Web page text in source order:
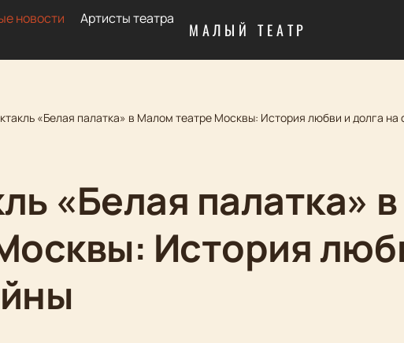
МАЛЫЙ ТЕАТР
новости
Артисты театра
«Белая палатка» в Малом театре Москвы: История любви и долга на
«Белая палатка»
История